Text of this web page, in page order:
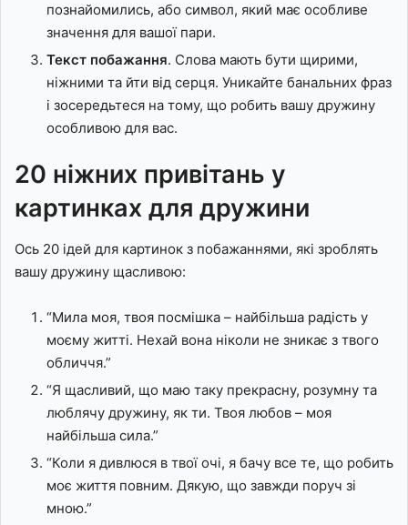
познайомились, або символ, який має особливе
значення для вашої пари.
Текст побажання. Слова мають бути щирими,
ніжними та йти від серця. Уникайте банальних фраз
і зосередьтеся на тому, що робить вашу дружину
особливою для вас.
20 ніжних привітань у
картинках для дружини
Ось 20 ідей для картинок з побажаннями, які зроблять
вашу дружину щасливою:
“Мила моя, твоя посмішка – найбільша радість у
моєму житті. Нехай вона ніколи не зникає з твого
обличчя.”
“Я щасливий, що маю таку прекрасну, розумну та
люблячу дружину, як ти. Твоя любов – моя
найбільша сила.”
“Коли я дивлюся в твої очі, я бачу все те, що робить
моє життя повним. Дякую, що завжди поруч зі
мною.”